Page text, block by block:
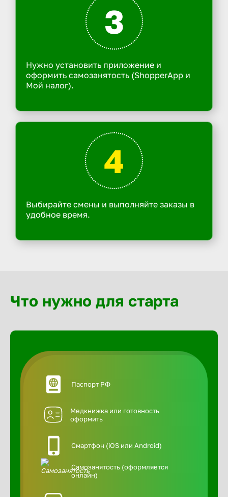
3
Нужно установить приложение и
оформить самозанятость (ShopperApp и
Мой налог).
4
Выбирайте смены и выполняйте заказы в
удобное время.
Что нужно для старта
Паспорт РФ
Медкнижка или готовность
оформить
Смартфон (iOS или Android)
Самозанятость (оформляется
онлайн)